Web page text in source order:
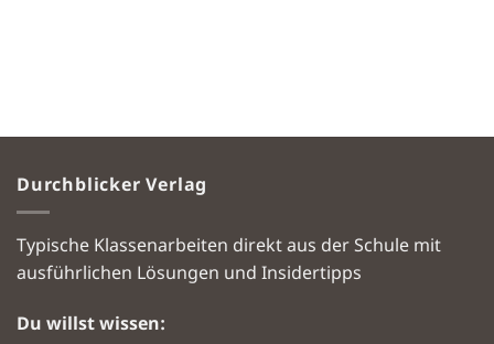
Durchblicker Verlag
Typische Klassenarbeiten direkt aus der Schule mit
ausführlichen Lösungen und Insidertipps
Du willst wissen: